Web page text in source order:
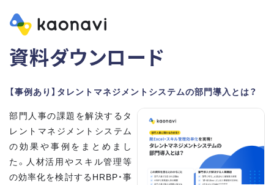
資料ダウンロード
【事例あり】タレントマネジメントシステムの部門導入とは？
部門人事の課題を解決するタ
レントマネジメントシステム
の効果や事例をまとめまし
た。人材活用やスキル管理等
の効率化を検討するHRBP・事